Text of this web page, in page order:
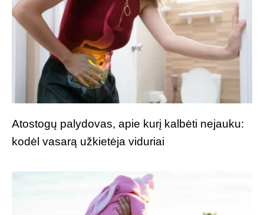
Atostogų palydovas, apie kurį kalbėti nejauku:
kodėl vasarą užkietėja viduriai